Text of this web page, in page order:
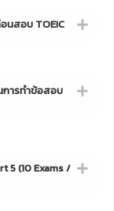
นสอบ TOEIC
การทำข้อสอบ
5 (10 Exams /